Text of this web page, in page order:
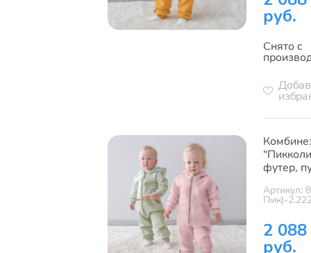
руб.
Снято с
футер,
Артикул:
Пик)-
2 088
руб.